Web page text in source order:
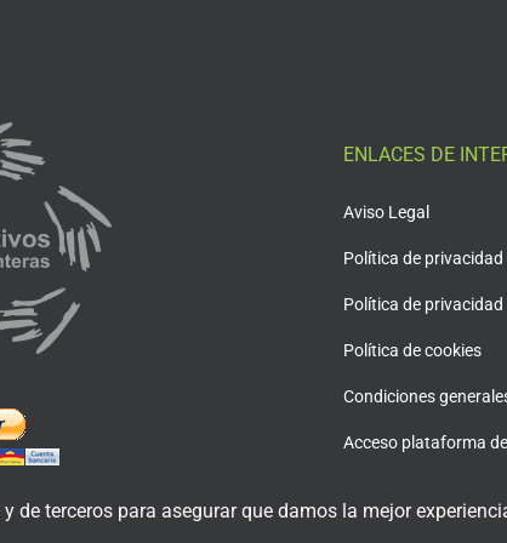
ENLACES DE
Aviso Legal
Política de privacidad
Política de privacidad
Política de cookies
Condiciones
Acceso plataforma
de terceros para asegurar que damos la mejor